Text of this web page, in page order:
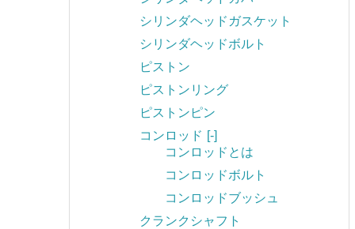
シリンダヘッドガスケット
シリンダヘッドボルト
ピストン
ピストンリング
ピストンピン
コンロッド [-]
コンロッドとは
コンロッドボルト
コンロッドブッシュ
クランクシャフト